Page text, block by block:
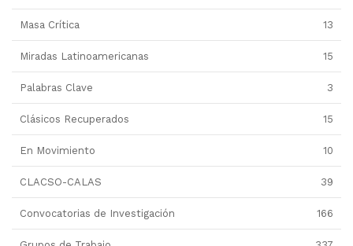
Masa Crítica 13
Miradas Latinoamericanas 15
Palabras Clave 3
Clásicos Recuperados 15
En Movimiento 10
CLACSO-CALAS 39
Convocatorias de Investigación 166